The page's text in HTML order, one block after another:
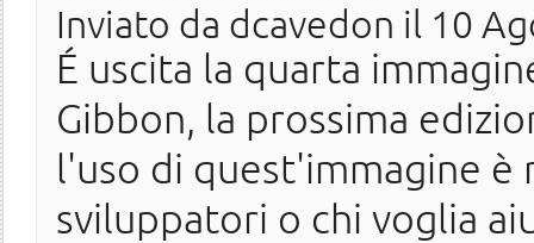
Inviato da dcavedon il 10
É uscita la quarta
Gibbon, la prossima
l'uso di quest'immagine è
sviluppatori o chi voglia